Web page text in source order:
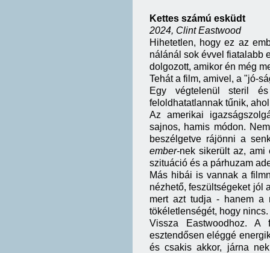
Kettes számú esküdt
2024, Clint Eastwood
Hihetetlen, hogy ez az
nálánál sok évvel fiatalabb
dolgozott, amikor én még
Tehát a film, amivel, a "jó-
Egy végtelenül steril és
feloldhatatlannak tűnik,
Az amerikai
sajnos, hamis módon.
beszélgetve rájönni a
ember-nek sikerült az, ami
szituáció és a párhuzam
Más hibái is vannak a
nézhető, feszültségeket jól
mert azt tudja - hanem a
tökéletlenségét, hogy nincs.
Vissza Eastwoodhoz. A
esztendősen eléggé
és csakis akkor, járna